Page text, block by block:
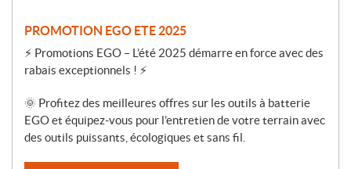
PROMOTION EGO ETE 2025
⚡ Promotions EGO – L’été 2025 démarre en force avec des
rabais exceptionnels ! ⚡
🌞 Profitez des meilleures offres sur les outils à batterie
EGO et équipez-vous pour l’entretien de votre terrain avec
des outils puissants, écologiques et sans fil.